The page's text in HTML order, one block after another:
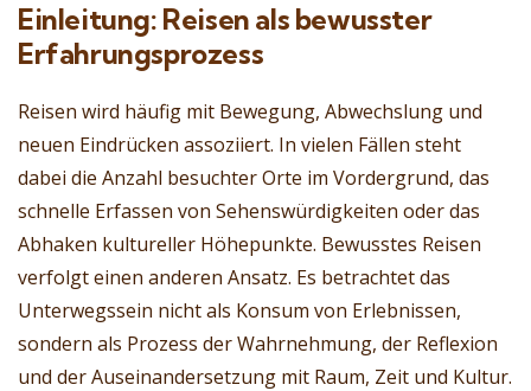
Einleitung: Reisen als bewusster
Erfahrungsprozess
Reisen wird häufig mit Bewegung, Abwechslung und
neuen Eindrücken assoziiert. In vielen Fällen steht
dabei die Anzahl besuchter Orte im Vordergrund, das
schnelle Erfassen von Sehenswürdigkeiten oder das
Abhaken kultureller Höhepunkte. Bewusstes Reisen
verfolgt einen anderen Ansatz. Es betrachtet das
Unterwegssein nicht als Konsum von Erlebnissen,
sondern als Prozess der Wahrnehmung, der Reflexion
und der Auseinandersetzung mit Raum, Zeit und Kultur.